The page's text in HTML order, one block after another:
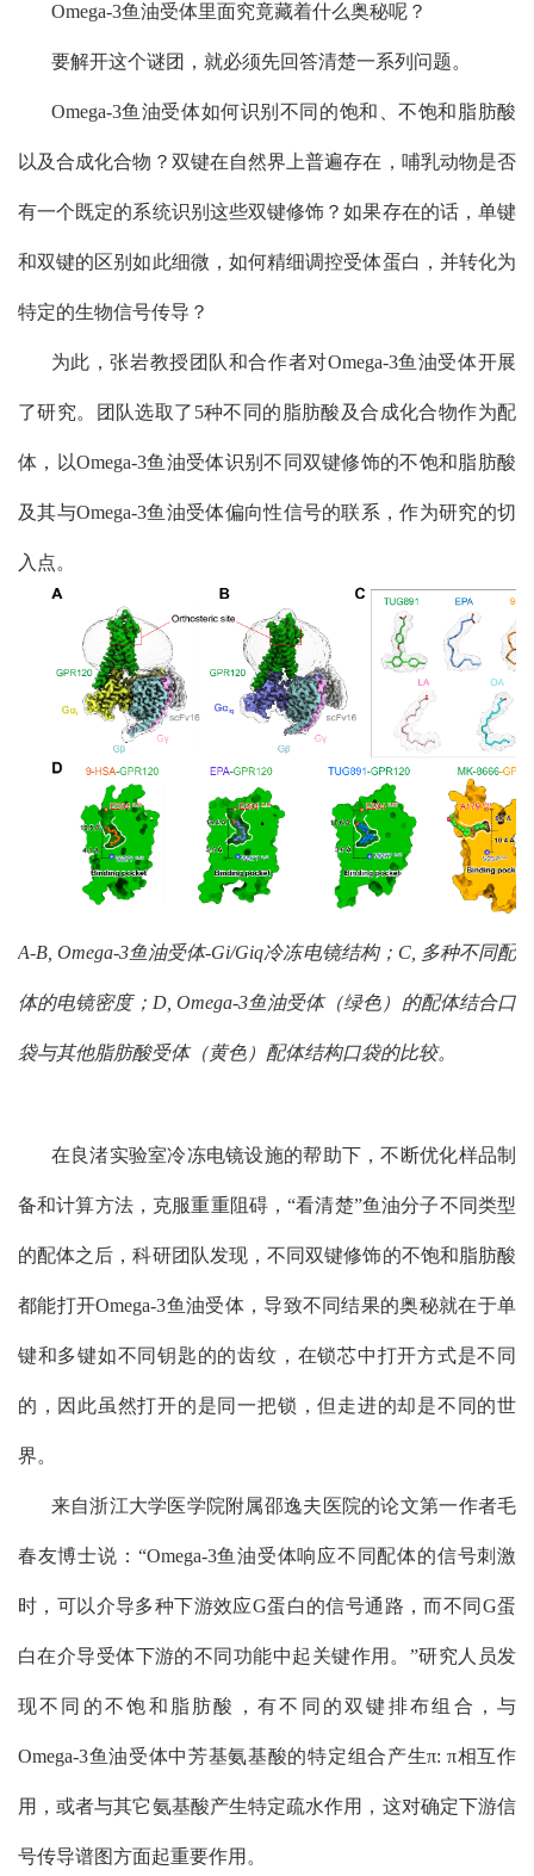
Omega-3鱼油受体里面究竟藏着什么奥秘呢？
要解开这个谜团，就必须先回答清楚一系列问题。
Omega-3鱼油受体如何识别不同的饱和、不饱和脂肪酸
以及合成化合物？双键在自然界上普遍存在，哺乳动物是否
有一个既定的系统识别这些双键修饰？如果存在的话，单键
和双键的区别如此细微，如何精细调控受体蛋白，并转化为
特定的生物信号传导？
为此，张岩教授团队和合作者对Omega-3鱼油受体开展
了研究。团队选取了 5种不同的脂肪酸及合成化合物作为配
体，以Omega-3鱼油受体识别不同双键修饰的不饱和脂肪酸
及其与Omega-3鱼油受体偏向性信号的联系，作为研究的切
入点。
A-B, Omega-3鱼油受体-Gi/Giq冷冻电镜结构； C, 多种不同配
体的电镜密度； D, Omega-3鱼油受体（绿色）的配体结合口
袋与其他脂肪酸受体（黄色）配体结构口袋的比较。
在良渚实验室冷冻电镜设施的帮助下，不断优化样品制
备和计算方法，克服重重阻碍，“看清楚”鱼油分子不同类型
的配体之后，科研团队发现，不同双键修饰的不饱和脂肪酸
都能打开Omega-3鱼油受体，导致不同结果的奥秘就在于单
键和多键如不同钥匙的的齿纹，在锁芯中打开方式是不同
的，因此虽然打开的是同一把锁，但走进的却是不同的世
界。
来自浙江大学医学院附属邵逸夫医院的论文第一作者毛
春友博士说：“Omega-3鱼油受体响应不同配体的信号刺激
时，可以介导多种下游效应G蛋白的信号通路，而不同 G蛋
白在介导受体下游的不同功能中起关键作用。”研究人员发
现不同的不饱和脂肪酸，有不同的双键排布组合，与
Omega-3鱼油受体中芳基氨基酸的特定组合产生π: π相互作
用，或者与其它氨基酸产生特定疏水作用，这对确定下游信
号传导谱图方面起重要作用。